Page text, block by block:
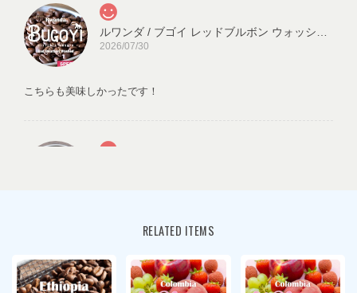
2026/07/30
こちらも美味しかったです！
もはや生活必需品ローリングストックしています😽
RELATED ITEMS